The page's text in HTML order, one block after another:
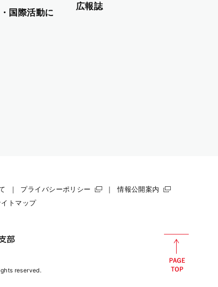
国際活動に
広報誌
プライバシーポリシー
情報公開案内
トマップ
reserved.